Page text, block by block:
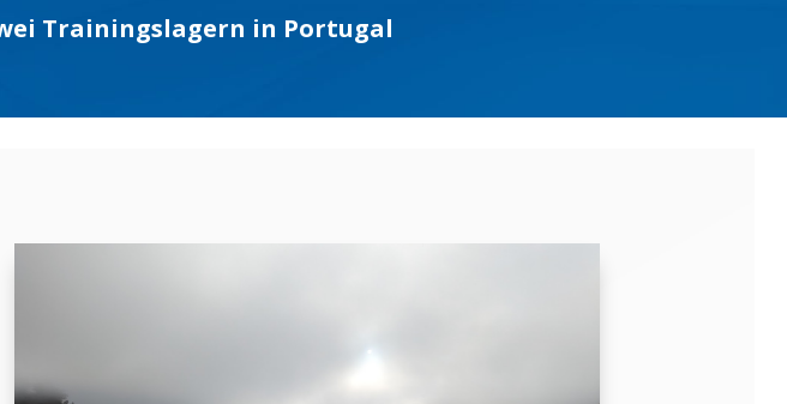
Trainingslagern in Portugal